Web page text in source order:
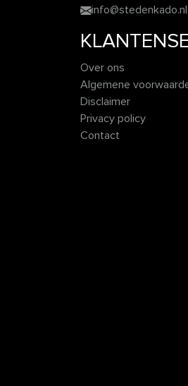
info@stedenkado.nl
Over ons
Algemene
Disclaimer
Privacy policy
Contact